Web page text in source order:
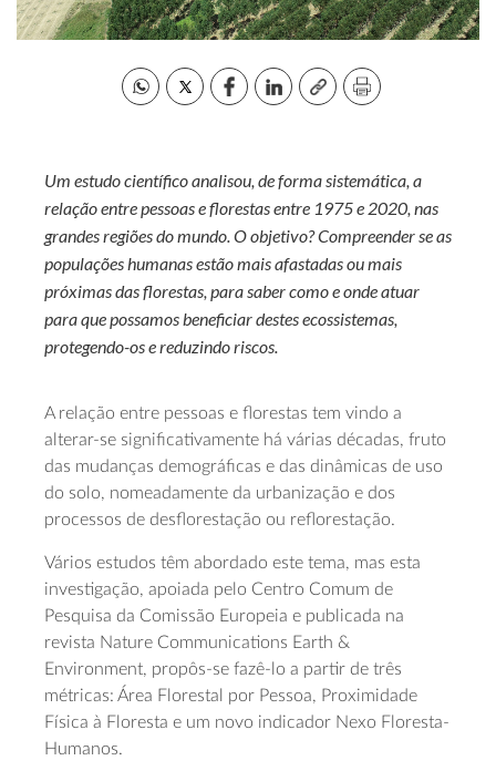
Um estudo científico analisou, de forma sistemática, a
relação entre pessoas e florestas entre 1975 e 2020, nas
grandes regiões do mundo. O objetivo? Compreender se as
populações humanas estão mais afastadas ou mais
próximas das florestas, para saber como e onde atuar
para que possamos beneficiar destes ecossistemas,
protegendo-os e reduzindo riscos.
A relação entre pessoas e florestas tem vindo a
alterar-se significativamente há várias décadas, fruto
das mudanças demográficas e das dinâmicas de uso
do solo, nomeadamente da urbanização e dos
processos de desflorestação ou reflorestação.
Vários estudos têm abordado este tema, mas esta
investigação, apoiada pelo Centro Comum de
Pesquisa da Comissão Europeia e publicada na
revista Nature Communications Earth &
Environment, propôs-se fazê-lo a partir de três
métricas: Área Florestal por Pessoa, Proximidade
Física à Floresta e um novo indicador Nexo Floresta-
Humanos.